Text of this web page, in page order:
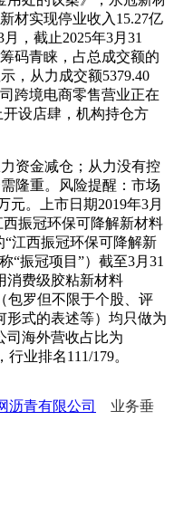
材实现停业收入15.27亿
，截止2025年3月31
码青睐，占总成交额的
，从力成交额5379.40
跨境电商零售营业正在
设店肆，机构持仓方
资金减仓；从力没有控
隆重。风险提醒：市场
元。上市日期2019年3月
振冠环保可降解新材料
江西振冠环保可降解新
“振冠项目”）截至3月31
消费级胶粘新材料
包罗但不限于个股、评
形式的表述等）均只做为
司海外营收占比为
业排名111/179。
沥青有限公司
业务垂